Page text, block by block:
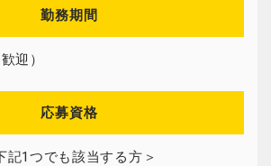
勤務期間
迎）
応募資格
記1つでも該当する方＞